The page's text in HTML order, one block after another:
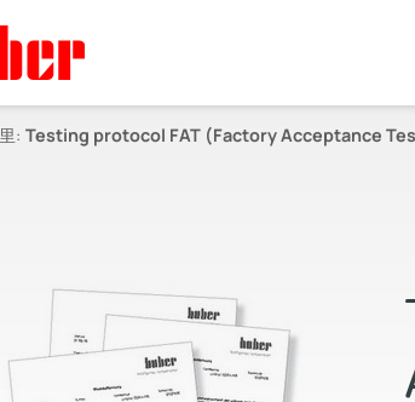
: Testing protocol FAT (Factory Acceptance